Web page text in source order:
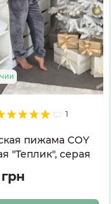
1
пижама COY
"Теплик", серая